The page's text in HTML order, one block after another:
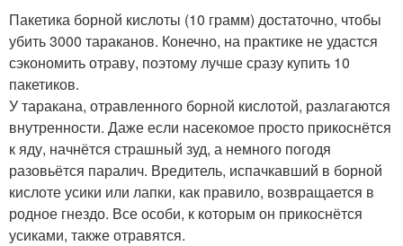
Пакетика борной кислоты (10 грамм) достаточно, чтобы
убить 3000 тараканов. Конечно, на практике не удастся
сэкономить отраву, поэтому лучше сразу купить 10
пакетиков.
У таракана, отравленного борной кислотой, разлагаются
внутренности. Даже если насекомое просто прикоснётся
к яду, начнётся страшный зуд, а немного погодя
разовьётся паралич. Вредитель, испачкавший в борной
кислоте усики или лапки, как правило, возвращается в
родное гнездо. Все особи, к которым он прикоснётся
усиками, также отравятся.